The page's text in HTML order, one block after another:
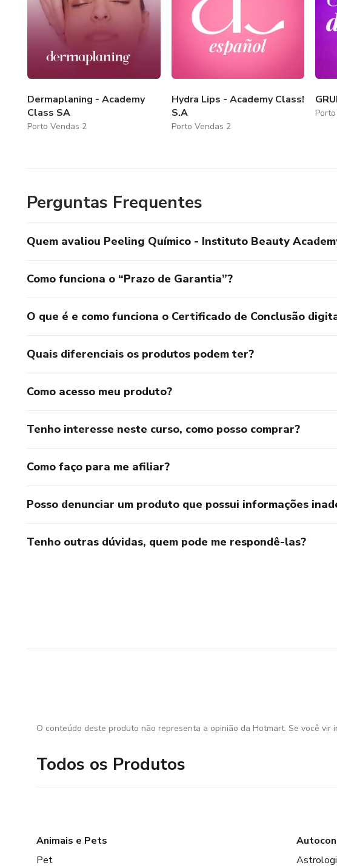
Dermaplaning - Academy
Class SA
Porto Vendas 2
Hydra Lips - Academy Class!
S.A
Porto Vendas 2
Perguntas Frequentes
Quem avaliou Peeling Químico - Instituto Beauty
Como funciona o “Prazo de Garantia”?
O que é e como funciona o Certificado de Conclusão
Quais diferenciais os produtos podem ter?
Como acesso meu produto?
Tenho interesse neste curso, como posso comprar?
Como faço para me afiliar?
Posso denunciar um produto que possui informações
Tenho outras dúvidas, quem pode me respondê-las?
O conteúdo deste produto não representa a opinião da Hotmart. Se você vir
Todos os Produtos
Animais e Pets
Pet